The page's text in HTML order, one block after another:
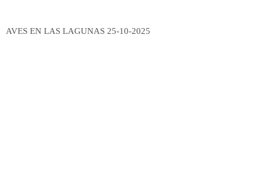
AVES EN LAS LAGUNAS 25-10-2025